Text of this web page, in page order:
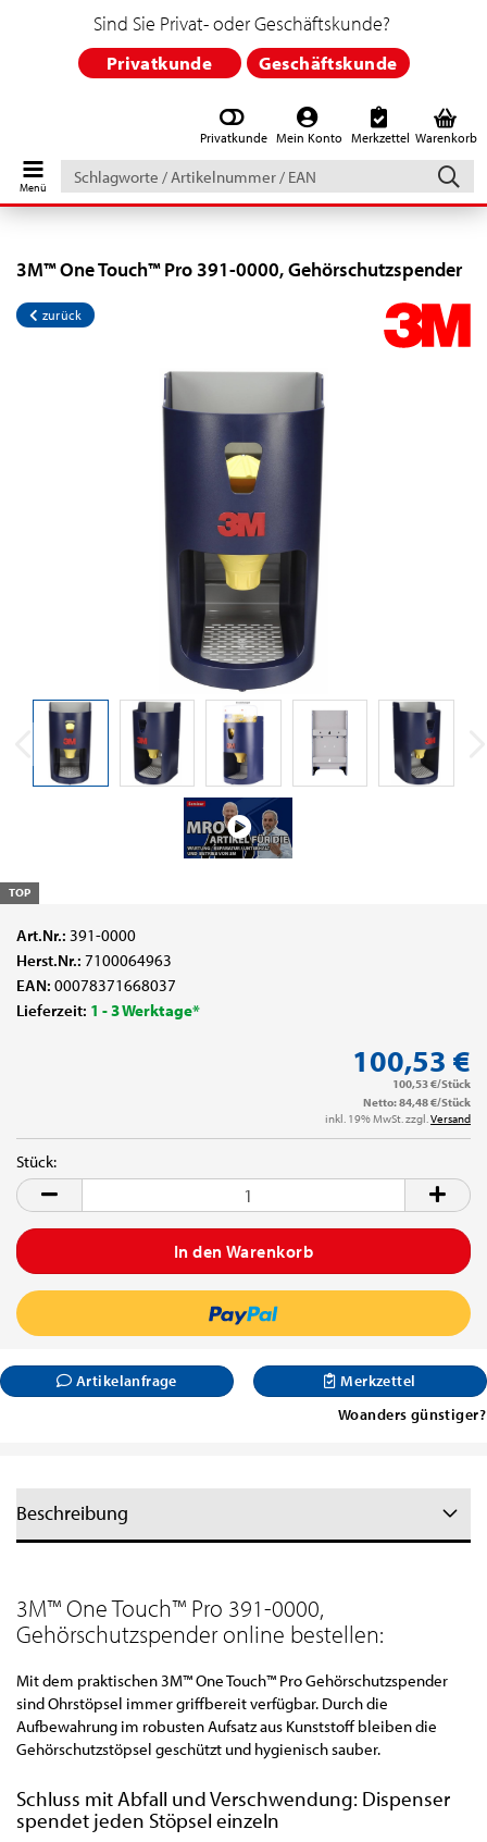
Privatkunde Mein Konto Merkzettel Warenkorb
Schlagworte
/
Artikelnummer
EAN
Sind Sie Privat- oder Geschäftskunde?
Privatkunde Geschäftskunde
3M™ One Touch™ Pro 391-0000, Gehörschutzspender
zurück
TOP
Art.Nr.: 391-0000
Herst.Nr.: 7100064963
EAN: 00078371668037
Lieferzeit: 1 - 3 Werktage*
100,53 €
100,53 €/Stück
Netto: 84,48 €/Stück
inkl. 19% MwSt. zzgl.Versand
Stück:
Stück
Artikelanfrage
Merkzettel
Woanders günstiger?
Beschreibung
3M™ One Touch™ Pro 391-0000,
Gehörschutzspender online bestellen:
Mit dem praktischen 3M™ One Touch™ Pro Gehörschutzspender
sind Ohrstöpsel immer griffbereit verfügbar. Durch die
Aufbewahrung im robusten Aufsatz aus Kunststoff bleiben die
Gehörschutzstöpsel geschützt und hygienisch sauber.
Schluss mit Abfall und Verschwendung: Dispenser
spendet jeden Stöpsel einzeln